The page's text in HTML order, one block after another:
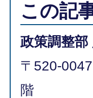
この記
政策調整部
〒520-
階